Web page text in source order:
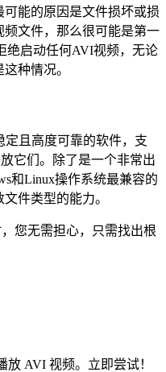
能的原因是文件损坏或损
文件，那么很可能是第一
绝启动任何AVI视频，无论
种情况。
且高度可靠的软件，支
它们。除了是一个非常出
和Linux操作系统最兼容的
件类型的能力。
您无需担心，只需找出根
AVI 视频。立即尝试！